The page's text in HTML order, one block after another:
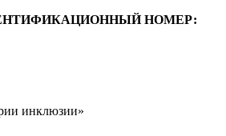
НОМЕР:
инклюзии»